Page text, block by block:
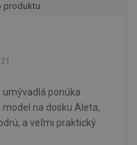
produktu
ponúka
na dosku Aleta,
a veľmi praktický